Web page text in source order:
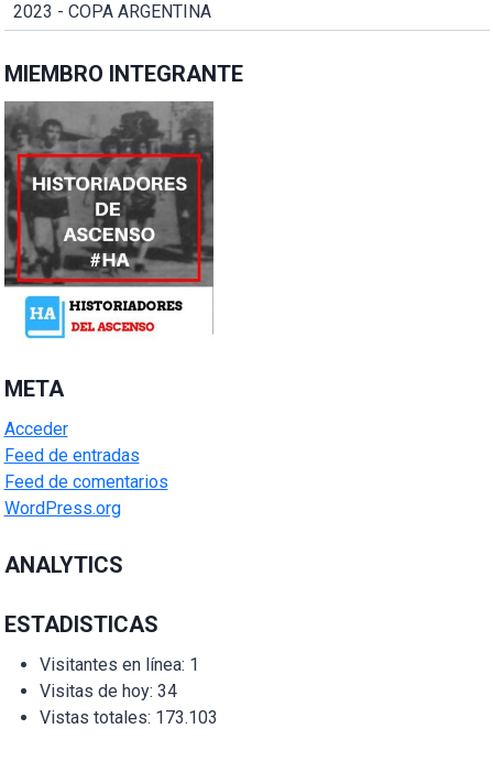
2023 - COPA ARGENTINA
MIEMBRO INTEGRANTE
META
Acceder
Feed de entradas
Feed de comentarios
WordPress.org
ANALYTICS
ESTADISTICAS
Visitantes en línea: 1
Visitas de hoy: 34
Vistas totales: 173.103